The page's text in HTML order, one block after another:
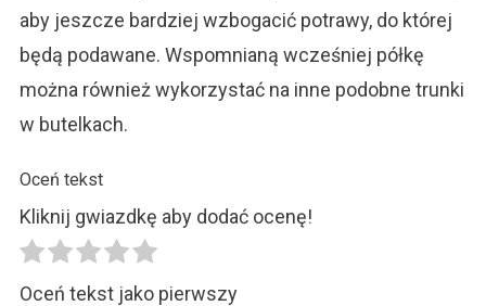
aby jeszcze bardziej wzbogacić potrawy, do której
będą podawane. Wspomnianą wcześniej półkę
można również wykorzystać na inne podobne trunki
w butelkach.
Oceń tekst
Kliknij gwiazdkę aby dodać ocenę!
Oceń tekst jako pierwszy